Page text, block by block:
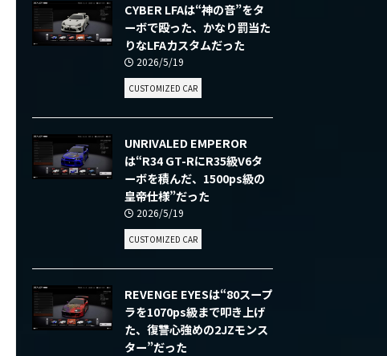
CYBER LFAは“神の音”をタ
ーボで殴った、かなり罰当た
りなLFAカスタムだった
2026/5/19
CUSTOMIZED CAR
UNRIVALED EMPEROR
は“R34 GT-RにR35級V6タ
ーボを積んだ、1500ps級の
皇帝仕様”だった
2026/5/19
CUSTOMIZED CAR
REVENGE EYESは“80スープ
ラを1070ps級まで叩き上げ
た、復讐心強めの2JZモンス
ター”だった